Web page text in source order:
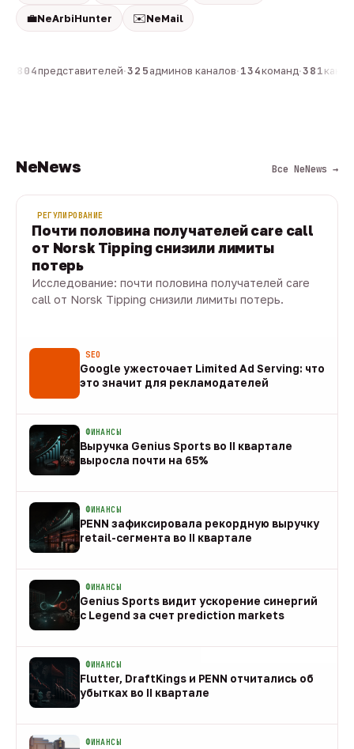
💼NeArbiHunter ✉️NeMail
804представителей·325 админов каналов·134команд·381
NeNews Все NeNews →
РЕГУЛИРОВАНИЕ
Почти половина получателей care call
от Norsk Tipping снизили лимиты
потерь
Исследование: почти половина получателей care
call от Norsk Tipping снизили лимиты потерь.
SEO
Google ужесточает Limited Ad Serving: что
это значит для рекламодателей
ФИНАНСЫ
Выручка Genius Sports во II квартале
выросла почти на 65%
ФИНАНСЫ
PENN зафиксировала рекордную выручку
retail-сегмента во II квартале
ФИНАНСЫ
Genius Sports видит ускорение синергий
с Legend за счет prediction markets
ФИНАНСЫ
Flutter, DraftKings и PENN отчитались об
убытках во II квартале
ФИНАНСЫ